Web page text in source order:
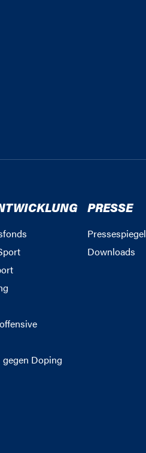
Doping
PRESSE
Pressespiegel
Downloads